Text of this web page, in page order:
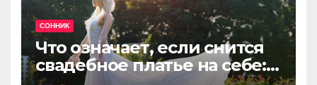
СОННИК
Что означает, если снится
свадебное платье на себе: